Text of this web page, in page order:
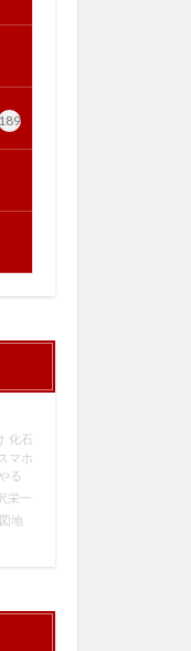
化石
スマホ
やる
栄一
地